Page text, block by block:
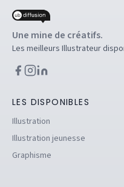
Une mine de créatifs.
Les meilleurs Illustrateur
LES DISPONIBLES
Illustration
Illustration jeunesse
Graphisme